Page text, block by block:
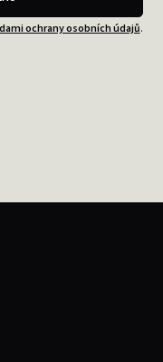
ochrany osobních údajů.